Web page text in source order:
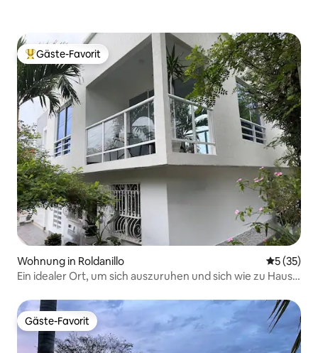
Beliebter Gäste-Favorit.
Gäste-Favorit
Wohnung in Roldanillo
5 (35)
Ein idealer Ort, um sich auszuruhen und sich wie zu Hause
Gäste-Favorit
Gäste-Favorit